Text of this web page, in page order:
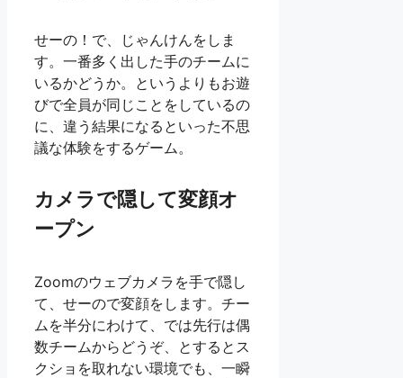
せーの！で、じゃんけんをしま
す。一番多く出した手のチームに
いるかどうか。というよりもお遊
びで全員が同じことをしているの
に、違う結果になるといった不思
議な体験をするゲーム。
カメラで隠して変顔オ
ープン
Zoomのウェブカメラを手で隠し
て、せーので変顔をします。チー
ムを半分にわけて、では先行は偶
数チームからどうぞ、とするとス
クショを取れない環境でも、一瞬